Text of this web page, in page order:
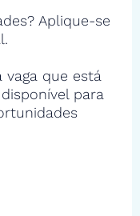
Aplique-se
que está
para